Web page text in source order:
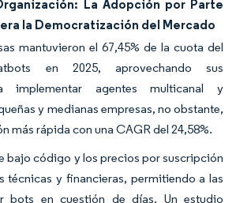
La Adopción por Parte
la Democratización del Mercado
mantuvieron el 67,45% de la cuota del
en 2025, aprovechando sus
implementar agentes multicanal y
y medianas empresas, no obstante,
más rápida con una CAGR del 24,58%.
bajo código y los precios por suscripción
técnicas y financieras, permitiendo a las
bots en cuestión de días. Un estudio